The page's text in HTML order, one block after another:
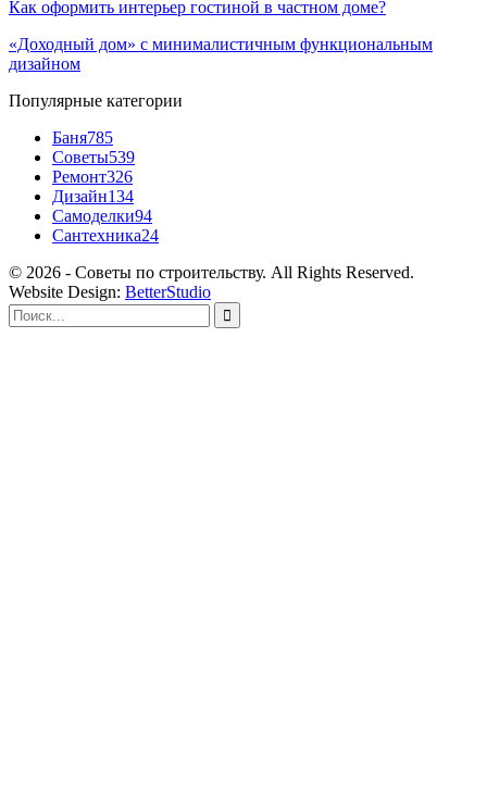
Как оформить интерьер гостиной в частном доме?
«Доходный дом» с минималистичным функциональным
дизайном
Популярные категории
Баня785
Советы539
Ремонт326
Дизайн134
Самоделки94
Сантехника24
© 2026 - Советы по строительству. All Rights Reserved.
Website Design: BetterStudio